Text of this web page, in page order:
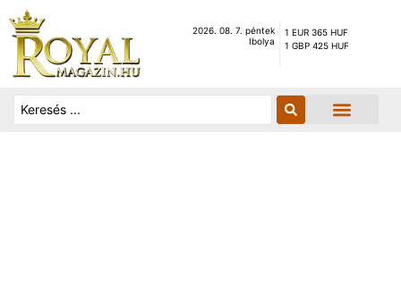
2026. 08. 7. péntek
Ibolya
1 EUR 365 HUF
1 GBP 425 HUF